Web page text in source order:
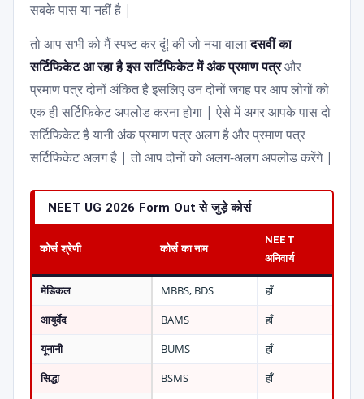
सबके पास या नहीं है |
तो आप सभी को मैं स्पष्ट कर दूं! की जो नया वालादसवीं का
सर्टिफिकेट आ रहा है इस सर्टिफिकेट में अंक प्रमाण पत्रऔर
प्रमाण पत्र दोनों अंकित है इसलिए उन दोनों जगह पर आप लोगों को
एक ही सर्टिफिकेट अपलोड करना होगा | ऐसे में अगर आपके पास दो
सर्टिफिकेट है यानी अंक प्रमाण पत्र अलग है और प्रमाण पत्र
सर्टिफिकेट अलग है | तो आप दोनों को अलग-अलग अपलोड करेंगे |
NEET UG 2026 Form Out से जुड़े कोर्स
कोर्स श्रेणी कोर्स का नाम
NEET
अनिवार्य
मेडिकल MBBS, BDS
हाँ
आयुर्वेद
BAMS
हाँ
यूनानी
BUMS
हाँ
सिद्धा
BSMS
हाँ